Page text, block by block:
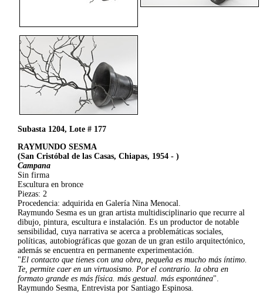
Subasta 1204, Lote # 177
RAYMUNDO SESMA
(San Cristóbal de las Casas, Chiapas, 1954 - )
Campana
Sin firma
Escultura en bronce
Piezas: 2
Procedencia: adquirida en Galería Nina Menocal.
Raymundo Sesma es un gran artista multidisciplinario que recurre al
dibujo, pintura, escultura e instalación. Es un productor de notable
sensibilidad, cuya narrativa se acerca a problemáticas sociales,
políticas, autobiográficas que gozan de un gran estilo arquitectónico,
además se encuentra en permanente experimentación.
"El contacto que tienes con una obra, pequeña es mucho más íntimo.
Te, permite caer en un virtuosismo. Por el contrario. la obra en
formato grande es más física. más gestual. más espontánea".
Raymundo Sesma, Entrevista por Santiago Espinosa.